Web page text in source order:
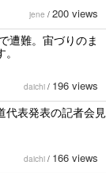
jene / 200 views
遭難。宙づりのま
daichi / 196 views
代表発表の記者会見
daichi / 166 views